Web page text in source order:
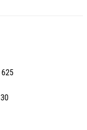
625
30